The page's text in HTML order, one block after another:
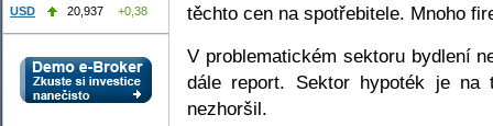
těchto cen na spotřebitele. Mnoho
V problematickém sektoru bydlení
dále report. Sektor hypoték je
nezhoršil.
USD
20,937 +0,38